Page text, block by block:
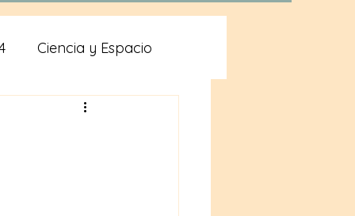
Ciencia y Espacio
Xivra The Blues